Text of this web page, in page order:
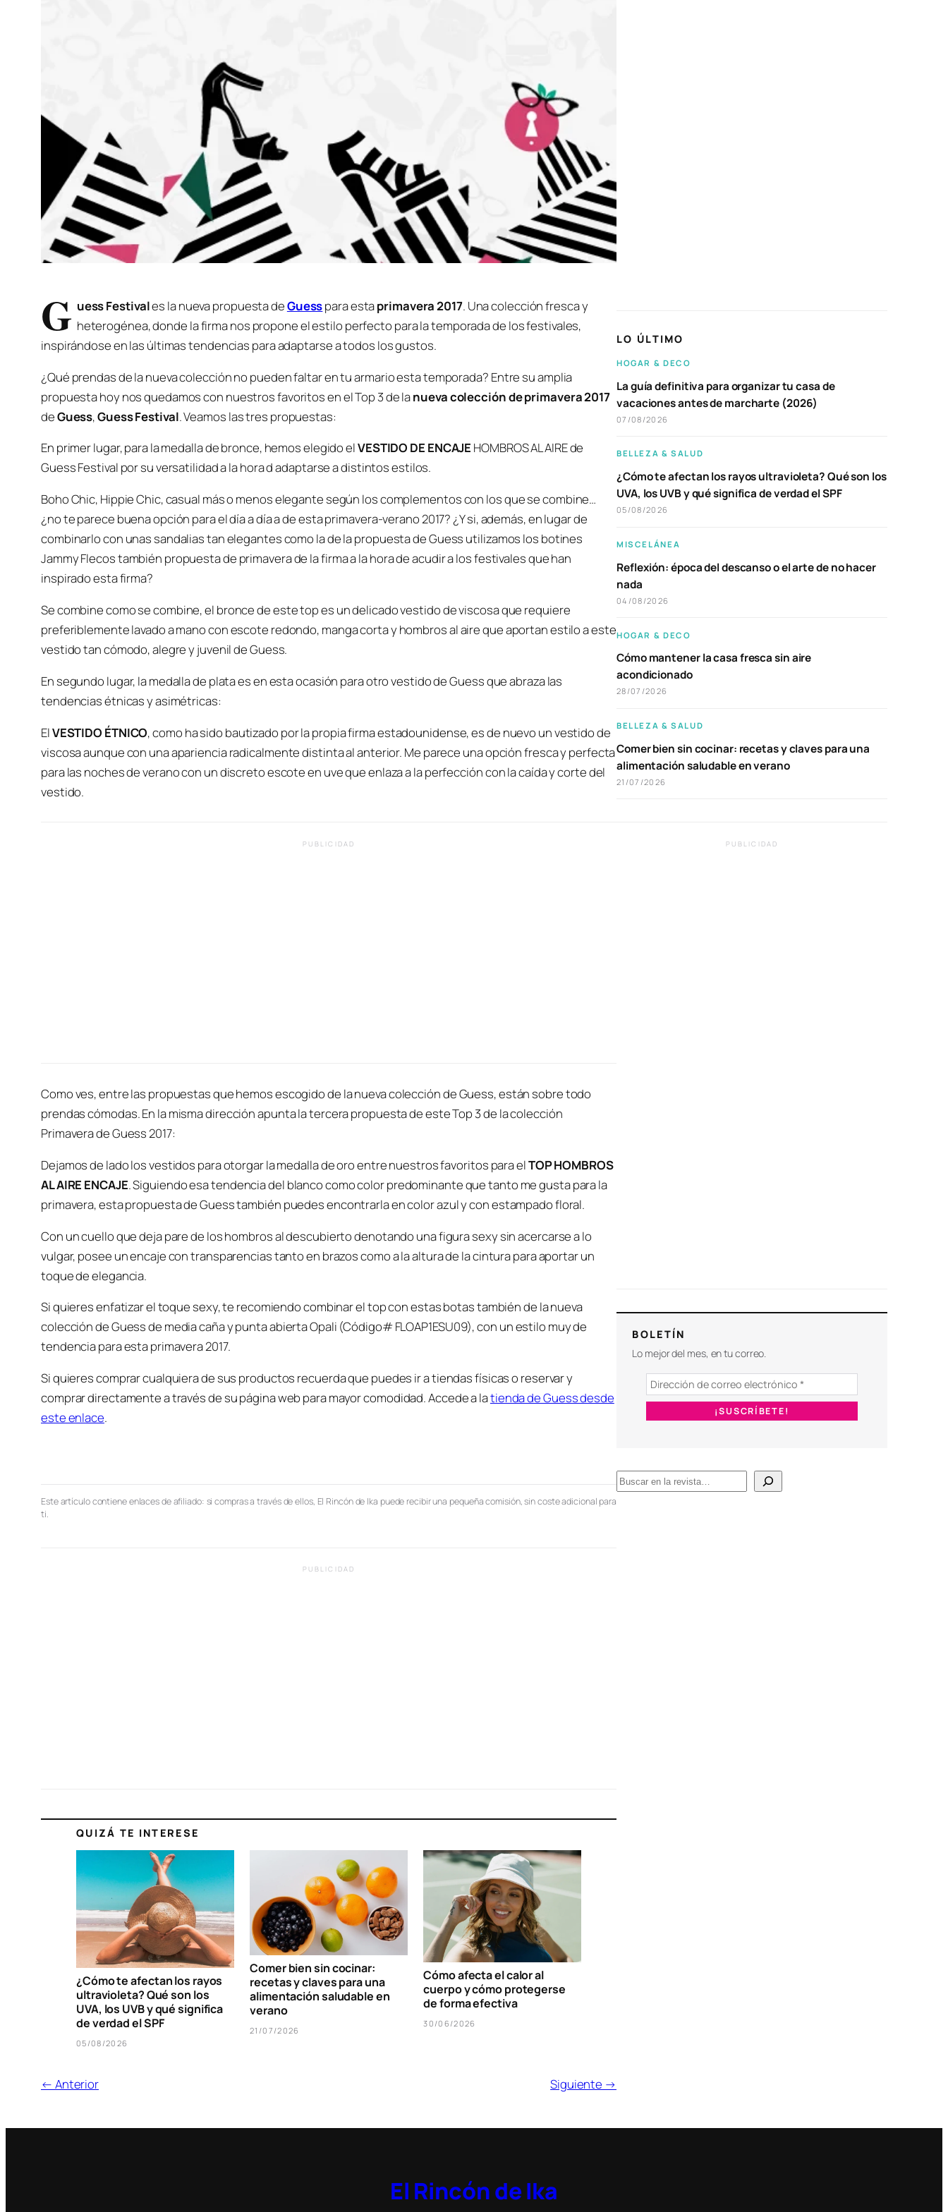
G uess Festivales la nueva propuesta deGuesspara estaprimavera 2017. Una colección fresca y
heterogénea, donde la firma nos propone el estilo perfecto para la temporada de los festivales,
inspirándose en las últimas tendencias para adaptarse a todos los gustos.
¿Qué prendas de la nueva colección no pueden faltar en tu armario esta temporada? Entre su amplia
propuesta hoy nos quedamos con nuestros favoritos en el Top 3 de lanueva colección de primavera 2017
deGuess,Guess Festival. Veamos las tres propuestas:
En primer lugar, para la medalla de bronce, hemos elegido elVESTIDO DE ENCAJE HOMBROS AL AIRE de
Guess Festival por su versatilidad a la hora d adaptarse a distintos estilos.
Boho Chic, Hippie Chic, casual más o menos elegante según los complementos con los que se combine…
¿no te parece buena opción para el día a día a de esta primavera-verano 2017? ¿Y si, además, en lugar de
combinarlo con unas sandalias tan elegantes como la de la propuesta de Guess utilizamos los botines
Jammy Flecos también propuesta de primavera de la firma a la hora de acudir a los festivales que han
inspirado esta firma?
Se combine como se combine, el bronce de este top es un delicado vestido de viscosa que requiere
preferiblemente lavado a mano con escote redondo, manga corta y hombros al aire que aportan estilo a este
vestido tan cómodo, alegre y juvenil de Guess.
En segundo lugar, la medalla de plata es en esta ocasión para otro vestido de Guess que abraza las
tendencias étnicas y asimétricas:
ElVESTIDO ÉTNICO, como ha sido bautizado por la propia firma estadounidense, es de nuevo un vestido de
viscosa aunque con una apariencia radicalmente distinta al anterior. Me parece una opción fresca y perfecta
para las noches de verano con un discreto escote en uve que enlaza a la perfección con la caída y corte del
vestido.
PUBLICIDAD
Como ves, entre las propuestas que hemos escogido de la nueva colección de Guess, están sobre todo
prendas cómodas. En la misma dirección apunta la tercera propuesta de este Top 3 de la colección
Primavera de Guess 2017:
Dejamos de lado los vestidos para otorgar la medalla de oro entre nuestros favoritos para elTOP HOMBROS
AL AIRE ENCAJE. Siguiendo esa tendencia del blanco como color predominante que tanto me gusta para la
primavera, esta propuesta de Guess también puedes encontrarla en color azul y con estampado floral.
Con un cuello que deja pare de los hombros al descubierto denotando una figura sexy sin acercarse a lo
vulgar, posee un encaje con transparencias tanto en brazos como a la altura de la cintura para aportar un
toque de elegancia.
Si quieres enfatizar el toque sexy, te recomiendo combinar el top con estas botas también de la nueva
colección de Guess de media caña y punta abierta Opali (Código# FLOAP1ESU09), con un estilo muy de
tendencia para esta primavera 2017.
Si quieres comprar cualquiera de sus productos recuerda que puedes ir a tiendas físicas o reservar y
comprar directamente a través de su página web para mayor comodidad. Accede a latienda de Guess desde
este enlace.
Este artículo contiene enlaces de afiliado: si compras a través de ellos, El Rincón de Ika puede recibir una pequeña comisión, sin coste adicional para
ti.
PUBLICIDAD
QUIZÁ TE INTERESE
¿Cómo te afectan los rayos
ultravioleta? Qué son los
UVA, los UVB y qué significa
de verdad el SPF
05/08/2026
Comer bien sin cocinar:
recetas y claves para una
alimentación saludable en
verano
21/07/2026
Cómo afecta el calor al
cuerpo y cómo protegerse
de forma efectiva
30/06/2026
← Anterior Siguiente →
LO ÚLTIMO
HOGAR & DECO
La guía definitiva para organizar tu casa de
vacaciones antes de marcharte (2026)
07/08/2026
BELLEZA & SALUD
¿Cómo te afectan los rayos ultravioleta? Qué son los
UVA, los UVB y qué significa de verdad el SPF
05/08/2026
MISCELÁNEA
Reflexión: época del descanso o el arte de no hacer
nada
04/08/2026
HOGAR & DECO
Cómo mantener la casa fresca sin aire
acondicionado
28/07/2026
BELLEZA & SALUD
Comer bien sin cocinar: recetas y claves para una
alimentación saludable en verano
21/07/2026
PUBLICIDAD
BOLETÍN
Lo mejor del mes, en tu correo.
B
El Rincón de Ika